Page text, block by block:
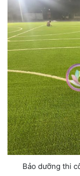
Bảo dưỡng thi